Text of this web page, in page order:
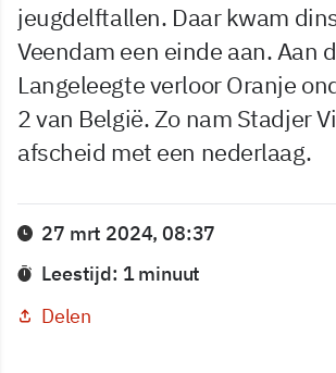
jeugdelftallen. Daar kwam
Veendam een einde aan. Aan
Langeleegte verloor Oranje
2 van België. Zo nam Stadjer
afscheid met een nederlaag.
27 mrt 2024, 08:37
Leestijd: 1 minuut
Delen